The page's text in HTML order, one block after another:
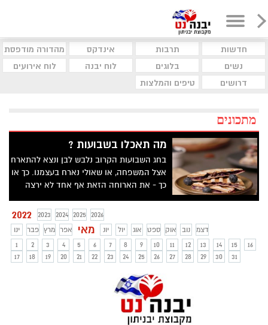
חדשות תרבות אינדקס
מהדורה מודפסת
נשים
בלוגים לוח יבנה
לוח אירועים
דרושים
טיפים והמלצות
מתכונים
מה תאכלו בשבועות ?
בחג השבועות הקרוב נלבש לבן ונצא להתארח
אצל המשפחה, או שאולי נארח בעצמנו. כך או
כך - את הארוחה הזאת אף אחד לא ירצה
קסדיית אוכמניות וברי, מנה עיקרית של קיש
בצל מקורמל מוגש לצד עגבניות שרי ולקינוח
עוגת גבינת אספרסו
2022 2023 2024 2025
2026
ינו
פבר מרץ אפר מאי יונ יול אוג ספט אוק נוב
דצמ
1
2 3 4 5 6 7 8 9 10 11 12 13 14 15
16
17
18 19 20 21 22 23 24 25 26 27 28 29 30 31